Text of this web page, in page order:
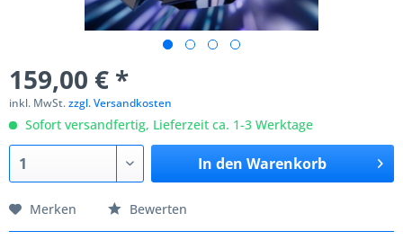
159,00 € *
inkl. MwSt.zzgl. Versandkosten
Sofort versandfertig, Lieferzeit ca. 1-3 Werktage
In den Warenkorb
Merken Bewerten